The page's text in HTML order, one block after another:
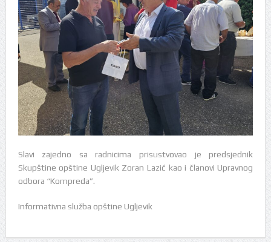
Slavi zajedno sa radnicima prisustvovao je predsjednik
Skupštine opštine Ugljevik Zoran Lazić kao i članovi Upravnog
odbora “Kompreda”.
Informativna služba opštine Ugljevik